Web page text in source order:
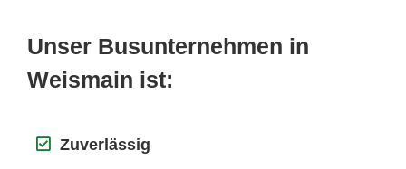
Unser Busunternehmen in
Weismain ist:
Zuverlässig